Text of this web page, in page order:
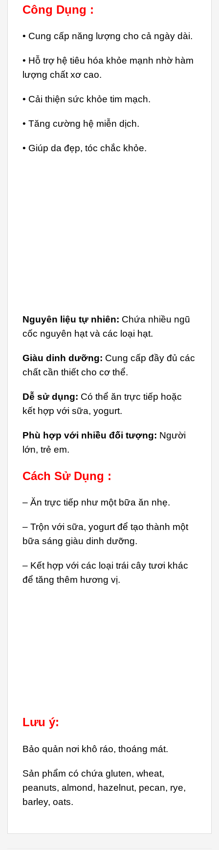
Công Dụng :
• Cung cấp năng lượng cho cả ngày dài.
• Hỗ trợ hệ tiêu hóa khỏe mạnh nhờ hàm
lượng chất xơ cao.
• Cải thiện sức khỏe tim mạch.
• Tăng cường hệ miễn dịch.
• Giúp da đẹp, tóc chắc khỏe.
Nguyên liệu tự nhiên: Chứa nhiều ngũ
cốc nguyên hạt và các loại hạt.
Giàu dinh dưỡng: Cung cấp đầy đủ các
chất cần thiết cho cơ thể.
Dễ sử dụng: Có thể ăn trực tiếp hoặc
kết hợp với sữa, yogurt.
Phù hợp với nhiều đối tượng: Người
lớn, trẻ em.
Cách Sử Dụng :
– Ăn trực tiếp như một bữa ăn nhẹ.
– Trộn với sữa, yogurt để tạo thành một
bữa sáng giàu dinh dưỡng.
– Kết hợp với các loại trái cây tươi khác
để tăng thêm hương vị.
Lưu ý:
Bảo quản nơi khô ráo, thoáng mát.
Sản phẩm có chứa gluten, wheat,
peanuts, almond, hazelnut, pecan, rye,
barley, oats.